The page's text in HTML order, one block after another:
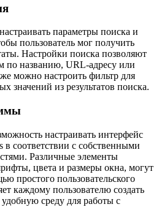
параметры поиска и
пользователь мог получить
Настройки поиска позволяют
по названию, URL-адресу или
можно настроить фильтр для
значений из результатов поиска.
настраивать интерфейс
соответствии с собственными
Различные элементы
цвета и размеры окна, могут
простого пользовательского
каждому пользователю создать
среду для работы с